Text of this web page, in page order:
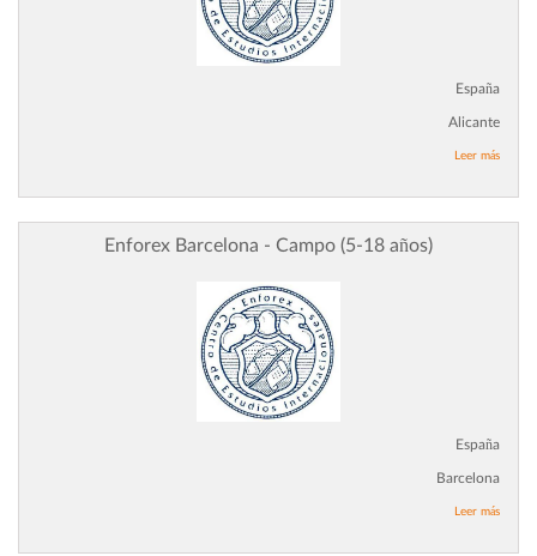
España
Alicante
Leer más
Enforex Barcelona - Campo (5-18 años)
España
Barcelona
Leer más